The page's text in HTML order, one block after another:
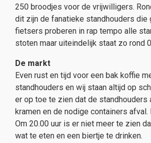
250 broodjes voor de vrijwilligers.
dit zijn de fanatieke standhouders die
fietsers proberen in rap tempo alle
stoten maar uiteindelijk staat zo rond
De markt
Even rust en tijd voor een bak koffie
standhouders en wij staan altijd op
er op toe te zien dat de standhouders
kramen en de nodige containers
Om 20.00 uur is er niet meer te zien
wat te eten en een biertje te drinken.